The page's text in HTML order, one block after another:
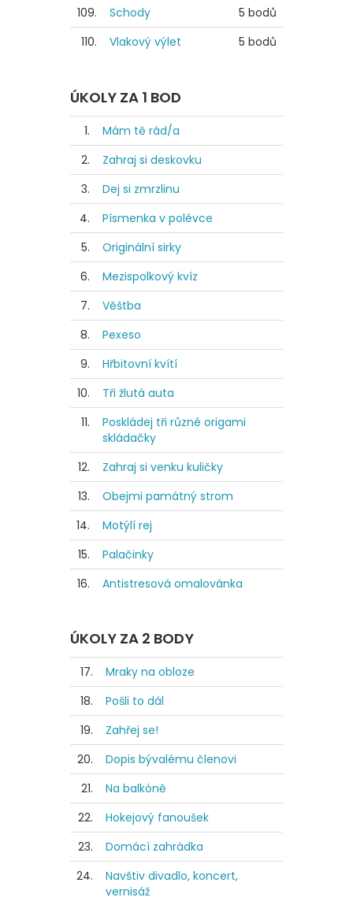
109.
Schody
5 bodů
110.
Vlakový výlet 5 bodů
ÚKOLY ZA 1 BOD
1.
Mám tě rád/a
2.
Zahraj si deskovku
3.
Dej si zmrzlinu
4.
Písmenka v polévce
5.
Originální sirky
6.
Mezispolkový kvíz
7.
Věštba
8.
Pexeso
9.
Hřbitovní kvítí
10.
Tři žlutá auta
11.
Poskládej tři různé origami
skládačky
12.
Zahraj si venku kuličky
13.
Obejmi památný strom
14.
Motýlí rej
15.
Palačinky
16.
Antistresová omalovánka
ÚKOLY ZA 2 BODY
17.
Mraky na obloze
18.
Pošli to dál
19.
Zahřej se!
20.
Dopis bývalému členovi
21.
Na balkóně
22.
Hokejový fanoušek
23.
Domácí zahrádka
24.
Navštiv divadlo, koncert,
vernisáž